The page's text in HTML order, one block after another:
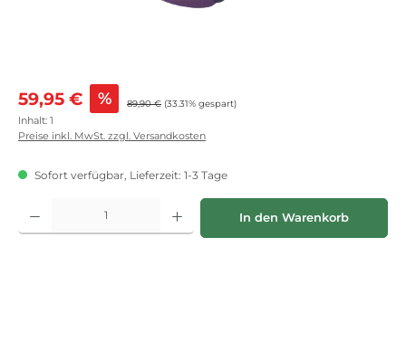
Verkaufspreis:
59,95 € % Regulärer Preis:
89,90 € (33.31% gespart)
Inhalt: 1
Preise inkl. MwSt. zzgl. Versandkosten
Sofort verfügbar, Lieferzeit: 1-3 Tage
Produkt Anzahl: Gib den gewünschten Wert ein oder benutze die
In den Warenkorb